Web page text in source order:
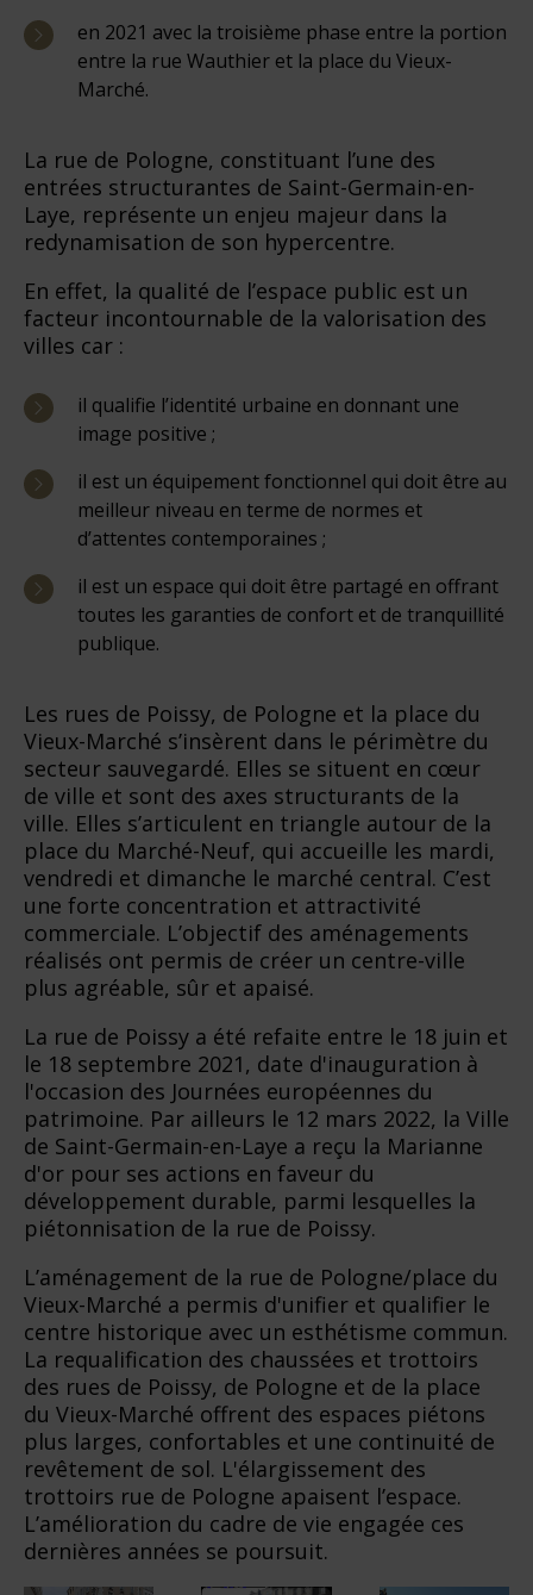
en 2021 avec la troisième phase entre la portion
entre la rue Wauthier et la place du Vieux-
Marché.
La rue de Pologne, constituant l’une des
entrées structurantes de Saint-Germain-en-
Laye, représente un enjeu majeur dans la
redynamisation de son hypercentre.
En effet, la qualité de l’espace public est un
facteur incontournable de la valorisation des
villes car :
il qualifie l’identité urbaine en donnant une
image positive ;
il est un équipement fonctionnel qui doit être au
meilleur niveau en terme de normes et
d’attentes contemporaines ;
il est un espace qui doit être partagé en offrant
toutes les garanties de confort et de tranquillité
publique.
Les rues de Poissy, de Pologne et la place du
Vieux-Marché s’insèrent dans le périmètre du
secteur sauvegardé. Elles se situent en cœur
de ville et sont des axes structurants de la
ville. Elles s’articulent en triangle autour de la
place du Marché-Neuf, qui accueille les mardi,
vendredi et dimanche le marché central. C’est
une forte concentration et attractivité
commerciale. L’objectif des aménagements
réalisés ont permis de créer un centre-ville
plus agréable, sûr et apaisé.
La rue de Poissy a été refaite entre le 18 juin et
le 18 septembre 2021, date d'inauguration à
l'occasion des Journées européennes du
patrimoine. Par ailleurs le 12 mars 2022, la Ville
de Saint-Germain-en-Laye a reçu la Marianne
d'or pour ses actions en faveur du
développement durable, parmi lesquelles la
piétonnisation de la rue de Poissy.
L’aménagement de la rue de Pologne/place du
Vieux-Marché a permis d'unifier et qualifier le
centre historique avec un esthétisme commun.
La requalification des chaussées et trottoirs
des rues de Poissy, de Pologne et de la place
du Vieux-Marché offrent des espaces piétons
plus larges, confortables et une continuité de
revêtement de sol. L'élargissement des
trottoirs rue de Pologne apaisent l’espace.
L’amélioration du cadre de vie engagée ces
dernières années se poursuit.